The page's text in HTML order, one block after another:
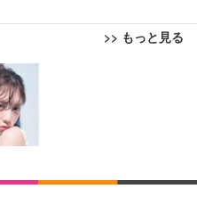
>> もっと見る
イヤレスイヤホン IPX7防水
年最新Bluetooth6.0ブルートゥ
HIFI音質低遅延接続瞬時 片耳/
/ゲーム/通学通勤/スポーツ/音楽
応 (002 black)
イプC【2026新モデル 耐久
レミアムモニター | FlexScan
型4K UHD・USB Type-C・ホワ
レミアムモニター | FlexScan
ミング PC】GMKtec NucBox K
ング AMD R7 8845HS搭載 【R
より上位】Radeon 780M | 1
32GB DDR5+1TB SSD |Oculi
Pro 5.1GHz | Win11 Pro | 8
ビジネスに最適】GMKtec ミニ